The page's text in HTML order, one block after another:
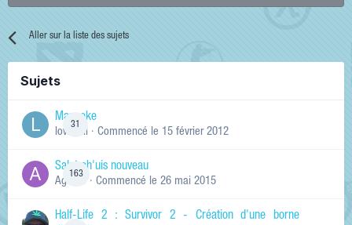
Aller sur la liste des sujets
Sujets
31
Manneke
lowskill · Commencé le 15 février 2012
163
Salut ch'uis nouveau
Ag0Nie · Commencé le 26 mai 2015
Half-Life 2 : Survivor 2 - Création d'une borne